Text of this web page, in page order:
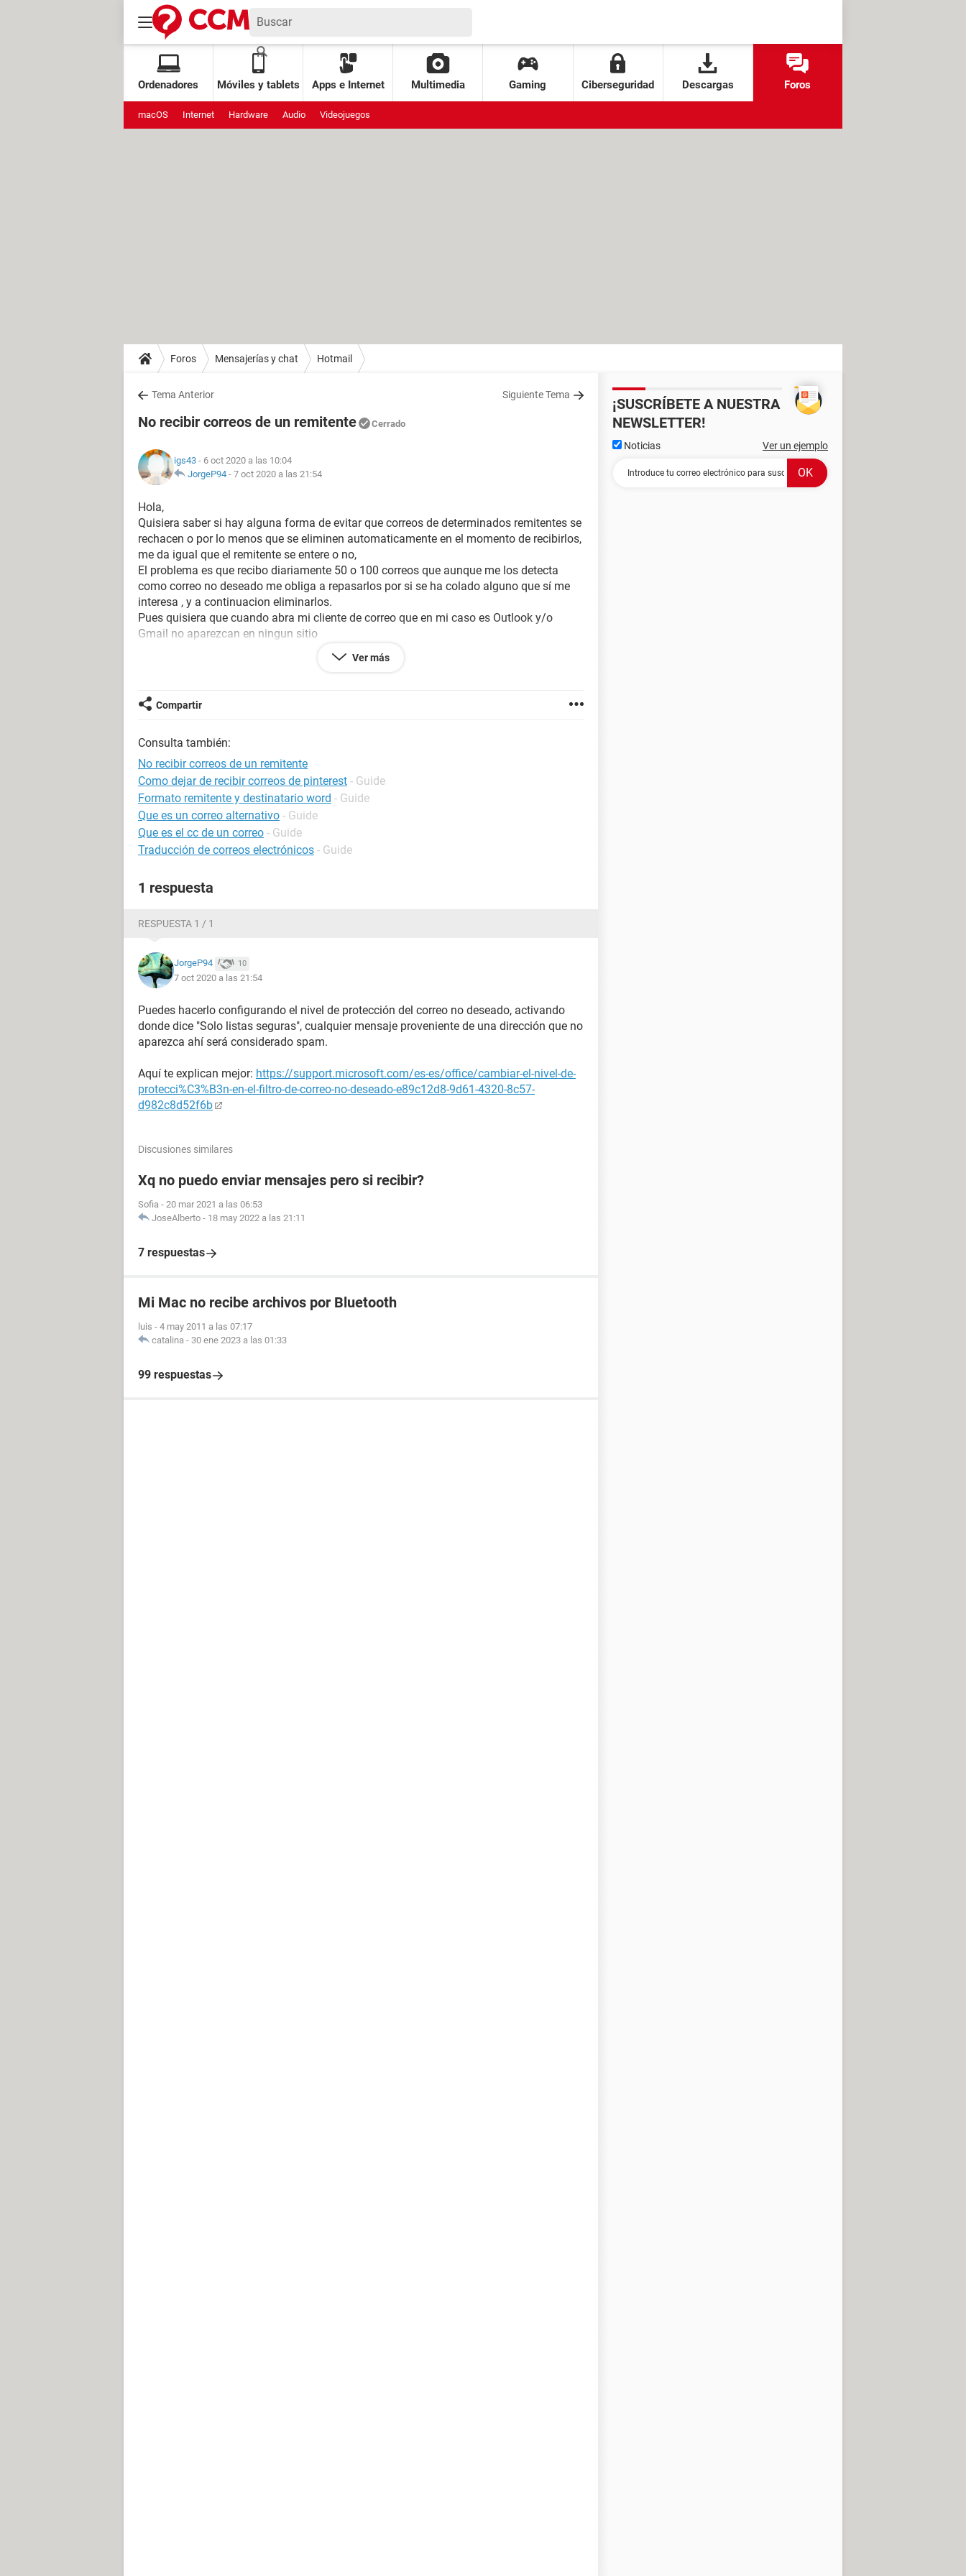
Ordenadores Móviles y tablets Apps e Internet Multimedia Gaming Ciberseguridad Descargas Foros
macOS Internet Hardware Audio Videojuegos
Foros Mensajerías y chat Hotmail
Tema Anterior Siguiente Tema
No recibir correos de un remitente Cerrado
igs43 - 6 oct 2020 a las 10:04
JorgeP94 - 7 oct 2020 a las 21:54
Hola,
Quisiera saber si hay alguna forma de evitar que correos de determinados remitentes se
rechacen o por lo menos que se eliminen automaticamente en el momento de recibirlos,
me da igual que el remitente se entere o no,
El problema es que recibo diariamente 50 o 100 correos que aunque me los detecta
como correo no deseado me obliga a repasarlos por si se ha colado alguno que sí me
interesa , y a continuacion eliminarlos.
Pues quisiera que cuando abra mi cliente de correo que en mi caso es Outlook y/o
Gmail no aparezcan en ningun sitio
Ver más
Compartir
Consulta también:
No recibir correos de un remitente
Como dejar de recibir correos de pinterest - Guide
Formato remitente y destinatario word - Guide
Que es un correo alternativo - Guide
Que es el cc de un correo - Guide
Traducción de correos electrónicos - Guide
1 respuesta
RESPUESTA 1 / 1
JorgeP94 10
7 oct 2020 a las 21:54
Puedes hacerlo configurando el nivel de protección del correo no deseado, activando
donde dice "Solo listas seguras", cualquier mensaje proveniente de una dirección que no
aparezca ahí será considerado spam.
Aquí te explican mejor: https://support.microsoft.com/es-es/office/cambiar-el-nivel-de-
protecci%C3%B3n-en-el-filtro-de-correo-no-deseado-e89c12d8-9d61-4320-8c57-
d982c8d52f6b
Discusiones similares
Xq no puedo enviar mensajes pero si recibir?
Sofia - 20 mar 2021 a las 06:53
JoseAlberto - 18 may 2022 a las 21:11
7 respuestas
Mi Mac no recibe archivos por Bluetooth
luis - 4 may 2011 a las 07:17
catalina - 30 ene 2023 a las 01:33
99 respuestas
¡SUSCRÍBETE A NUESTRA
NEWSLETTER!
Noticias Ver un ejemplo